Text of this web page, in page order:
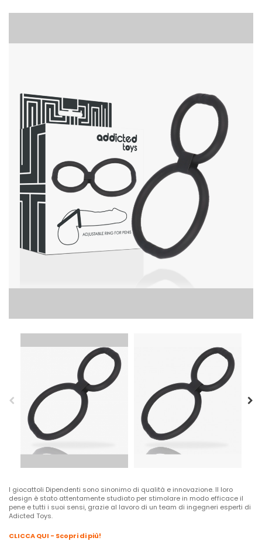
I giocattoli Dipendenti sono sinonimo di qualità e innovazione. Il loro
design è stato attentamente studiato per stimolare in modo efficace il
pene e tutti i suoi sensi, grazie al lavoro di un team di ingegneri esperti di
Adicted Toys.
CLICCA QUI - Scopri di più!